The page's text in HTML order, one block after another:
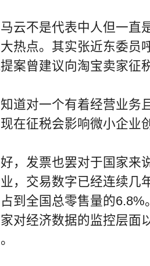
不是代表中人但一直
热点。其实张近东委员
案曾建议向淘宝卖家征
对一个有着经营业务
在征税会影响微小企业
发票也罢对于国家来
，交易数字已经连续几
到全国总零售量的
对经济数据的监控层面